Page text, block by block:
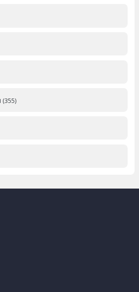
(355)